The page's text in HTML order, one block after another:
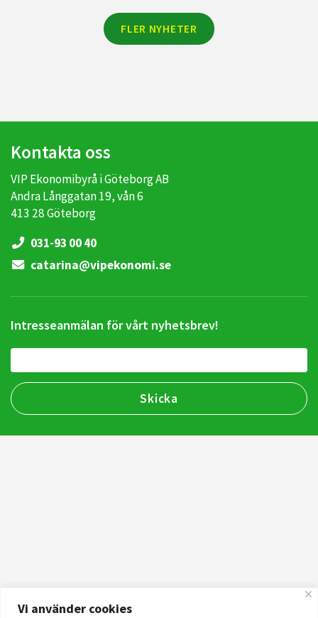
Vi använder cookies
FLER NYHETER
Kontakta oss
VIP Ekonomibyrå i Göteborg AB
Andra Långgatan 19, vån 6
413 28 Göteborg
031-93 00 40
catarina@vipekonomi.se
Intresseanmälan för vårt nyhetsbrev!